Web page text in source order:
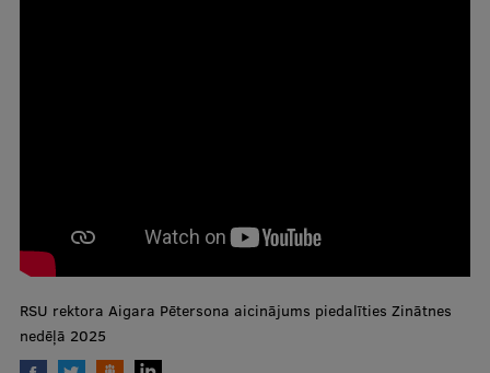
Doktorantūra
Rezidentūra
Uzņemšana
Praktiska informācija
RSU rektora Aigara Pētersona aicinājums piedalīties Zinātnes
nedēļā 2025